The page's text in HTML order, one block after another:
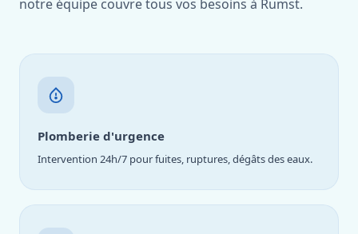
notre équipe couvre tous vos besoins à Rumst.
Plomberie d'urgence
Intervention 24h/7 pour fuites, ruptures, dégâts des eaux.